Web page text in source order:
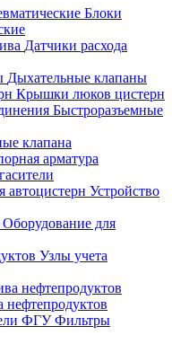
Блоки
Датчики расхода
Дыхательные клапаны
Крышки люков цистерн
Быстроразъемные
клапана
арматура
Устройство
Оборудование для
Узлы учета
нефтепродуктов
Фильтры